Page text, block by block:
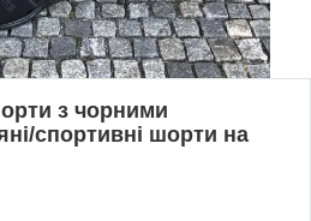
з чорними
спортивні шорти на